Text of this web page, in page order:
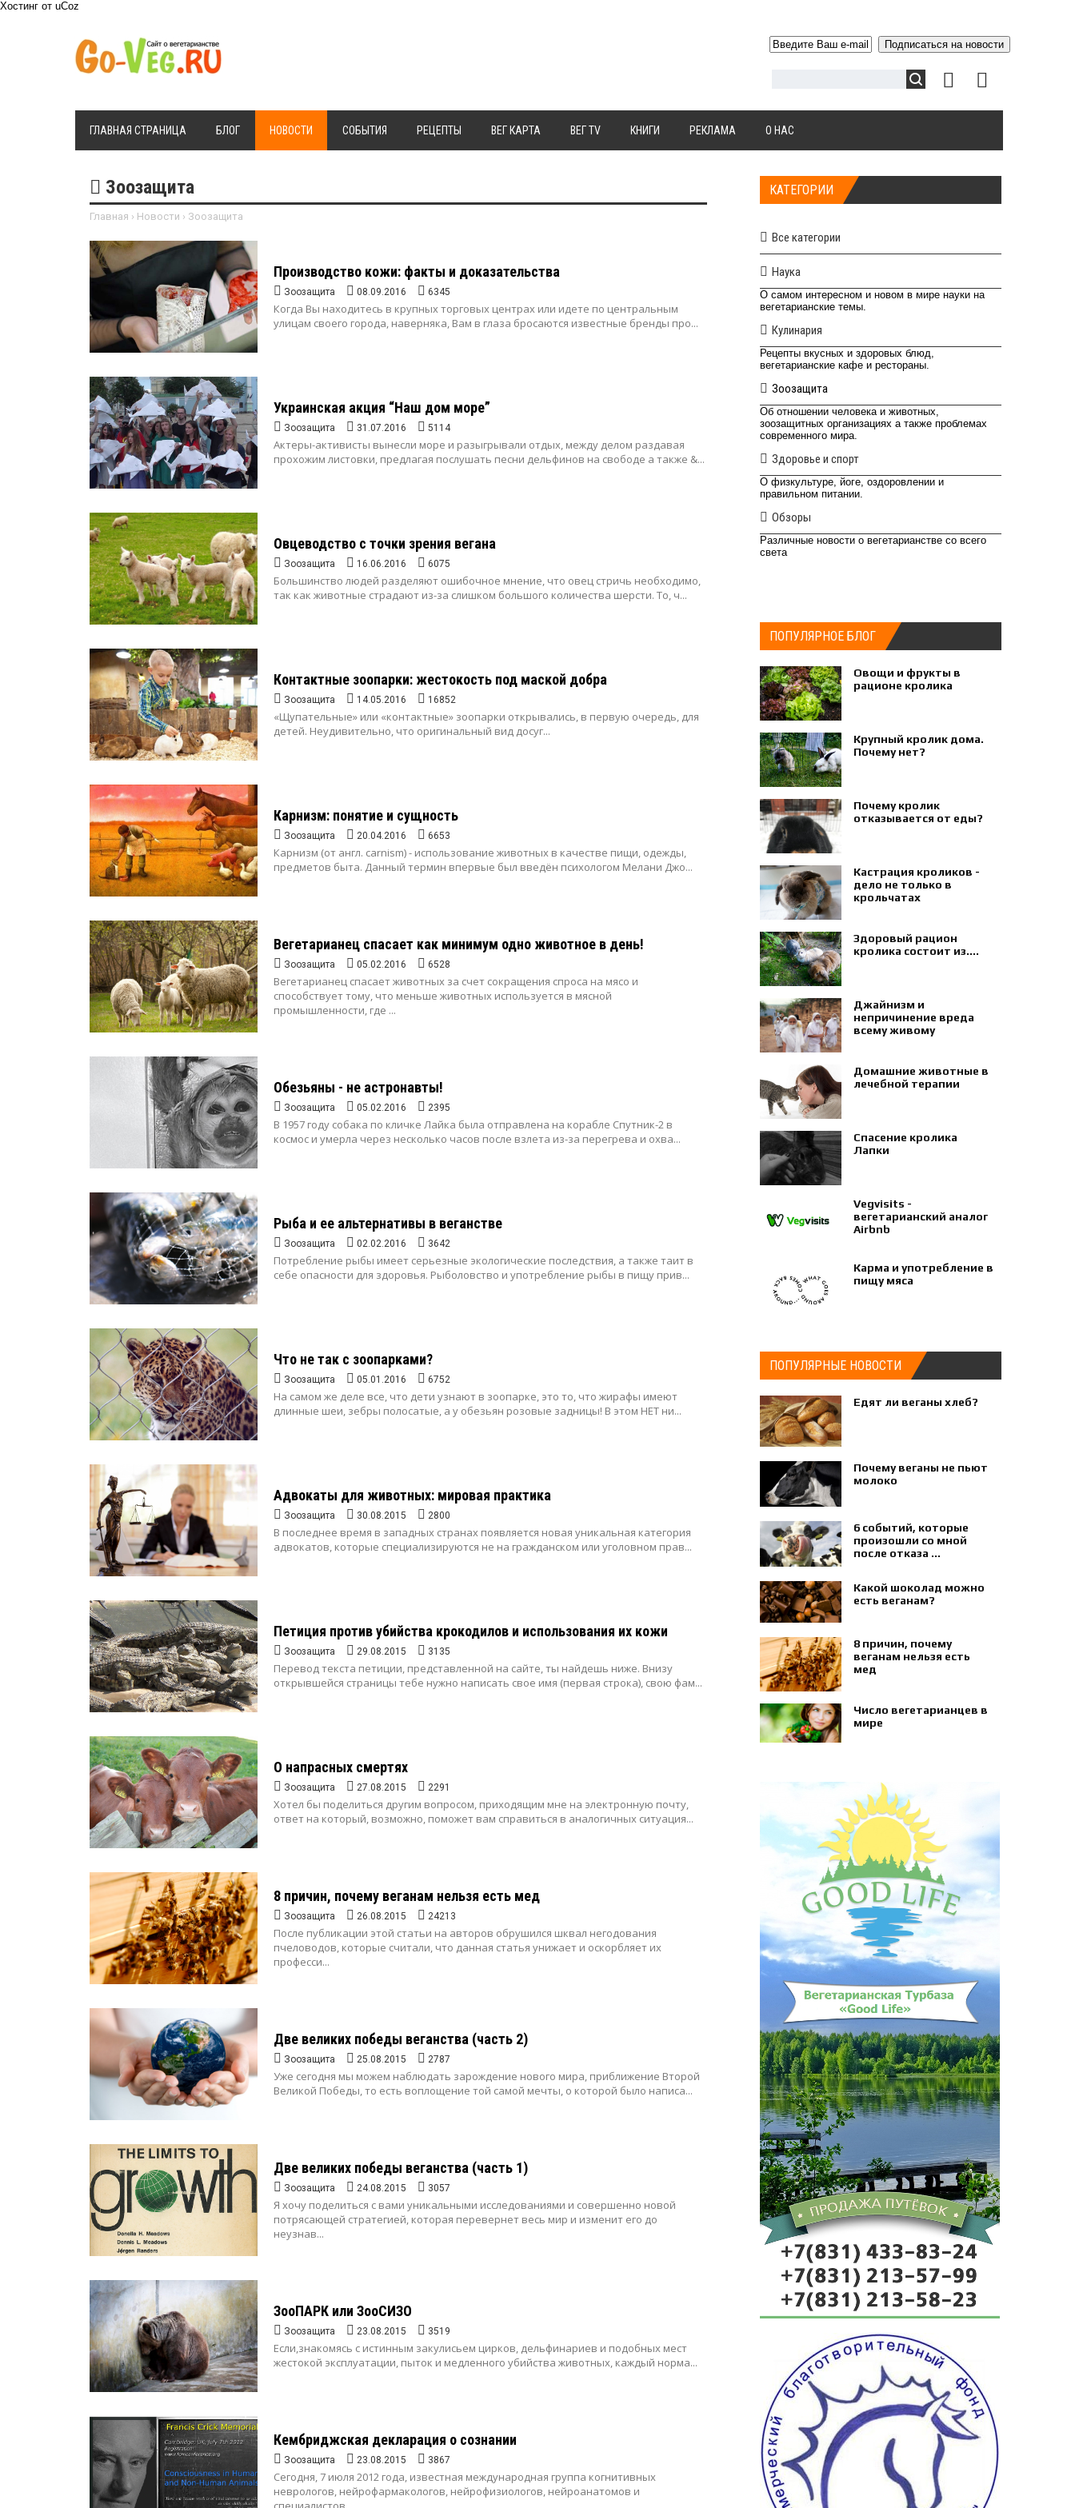
Хостинг от uCoz
ГЛАВНАЯ СТРАНИЦА БЛОГ НОВОСТИ СОБЫТИЯ РЕЦЕПТЫ ВЕГ КАРТА ВЕГ TV КНИГИ РЕКЛАМА О НАС
Зоозащита
Главная › Новости › Зоозащита
Производство кожи: факты и доказательства
Зоозащита 08.09.2016 6345
Когда Вы находитесь в крупных торговых центрах или идете по центральным
улицам своего города, наверняка, Вам в глаза бросаются известные бренды про...
Украинская акция “Наш дом море”
Зоозащита 31.07.2016 5114
Актеры-активисты вынесли море и разыгрывали отдых, между делом раздавая
прохожим листовки, предлагая послушать песни дельфинов на свободе а также &...
Овцеводство с точки зрения вегана
Зоозащита 16.06.2016 6075
Большинство людей разделяют ошибочное мнение, что овец стричь необходимо,
так как животные страдают из-за слишком большого количества шерсти. То, ч...
Контактные зоопарки: жестокость под маской добра
Зоозащита 14.05.2016 16852
«Щупательные» или «контактные» зоопарки открывались, в первую очередь, для
детей. Неудивительно, что оригинальный вид досуг...
Карнизм: понятие и сущность
Зоозащита 20.04.2016 6653
Карнизм (от англ. carnism) - использование животных в качестве пищи, одежды,
предметов быта. Данный термин впервые был введён психологом Мелани Джо...
Вегетарианец спасает как минимум одно животное в день!
Зоозащита 05.02.2016 6528
Вегетарианец спасает животных за счет сокращения спроса на мясо и
способствует тому, что меньше животных используется в мясной
промышленности, где ...
Обезьяны - не астронавты!
Зоозащита 05.02.2016 2395
В 1957 году собака по кличке Лайка была отправлена на корабле Спутник-2 в
космос и умерла через несколько часов после взлета из-за перегрева и охва...
Рыба и ее альтернативы в веганстве
Зоозащита 02.02.2016 3642
Потребление рыбы имеет серьезные экологические последствия, а также таит в
себе опасности для здоровья. Рыболовство и употребление рыбы в пищу прив...
Что не так с зоопарками?
Зоозащита 05.01.2016 6752
На самом же деле все, что дети узнают в зоопарке, это то, что жирафы имеют
длинные шеи, зебры полосатые, а у обезьян розовые задницы! В этом НЕТ ни...
Адвокаты для животных: мировая практика
Зоозащита 30.08.2015 2800
В последнее время в западных странах появляется новая уникальная категория
адвокатов, которые специализируются не на гражданском или уголовном прав...
Петиция против убийства крокодилов и использования их кожи
Зоозащита 29.08.2015 3135
Перевод текста петиции, представленной на сайте, ты найдешь ниже. Внизу
открывшейся страницы тебе нужно написать свое имя (первая строка), свою фам...
О напрасных смертях
Зоозащита 27.08.2015 2291
Хотел бы поделиться другим вопросом, приходящим мне на электронную почту,
ответ на который, возможно, поможет вам справиться в аналогичных ситуация...
8 причин, почему веганам нельзя есть мед
Зоозащита 26.08.2015 24213
После публикации этой статьи на авторов обрушился шквал негодования
пчеловодов, которые считали, что данная статья унижает и оскорбляет их
професси...
Две великих победы веганства (часть 2)
Зоозащита 25.08.2015 2787
Уже сегодня мы можем наблюдать зарождение нового мира, приближение Второй
Великой Победы, то есть воплощение той самой мечты, о которой было написа...
Две великих победы веганства (часть 1)
Зоозащита 24.08.2015 3057
Я хочу поделиться с вами уникальными исследованиями и совершенно новой
потрясающей стратегией, которая перевернет весь мир и изменит его до
неузнав...
ЗооПАРК или ЗооСИЗО
Зоозащита 23.08.2015 3519
Если,знакомясь с истинным закулисьем цирков, дельфинариев и подобных мест
жестокой эксплуатации, пыток и медленного убийства животных, каждый норма...
Кембриджская декларация о сознании
Зоозащита 23.08.2015 3867
Сегодня, 7 июля 2012 года, известная международная группа когнитивных
неврологов, нейрофармакологов, нейрофизиологов, нейроанатомов и
КАТЕГОРИИ
Все категории
Наука
О самом интересном и новом в мире науки на
вегетарианские темы.
Кулинария
Рецепты вкусных и здоровых блюд,
вегетарианские кафе и рестораны.
Зоозащита
Об отношении человека и животных,
зоозащитных организациях а также проблемах
современного мира.
Здоровье и спорт
О физкультуре, йоге, оздоровлении и
правильном питании.
Обзоры
Различные новости о вегетарианстве со всего
света
ПОПУЛЯРНОЕ БЛОГ
Овощи и фрукты в
рационе кролика
Крупный кролик дома.
Почему нет?
Почему кролик
отказывается от еды?
Кастрация кроликов -
дело не только в
крольчатах
Здоровый рацион
кролика состоит из....
Джайнизм и
непричинение вреда
всему живому
Домашние животные в
лечебной терапии
Спасение кролика
Лапки
Vegvisits -
вегетарианский аналог
Airbnb
Карма и употребление в
пищу мяса
ПОПУЛЯРНЫЕ НОВОСТИ
Едят ли веганы хлеб?
Почему веганы не пьют
молоко
6 событий, которые
произошли со мной
после отказа ...
Какой шоколад можно
есть веганам?
8 причин, почему
веганам нельзя есть
мед
Число вегетарианцев в
мире